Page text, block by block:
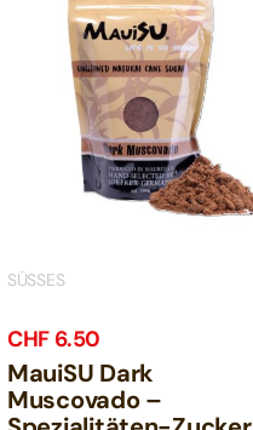
SÜSSES
CHF 6.50
MauiSU Dark
Muscovado –